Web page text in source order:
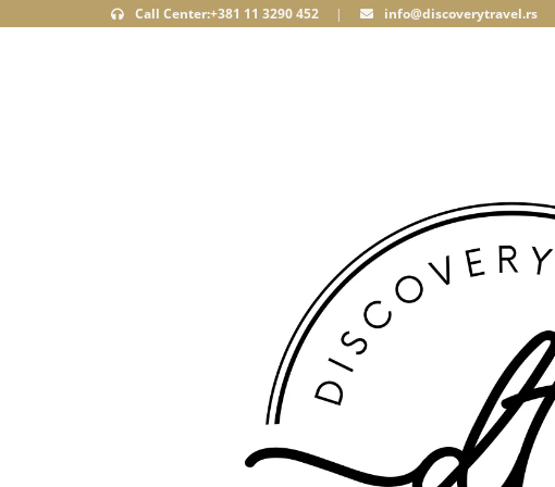
Call Center:+381 11 3290 452 | info@discoverytravel.rs